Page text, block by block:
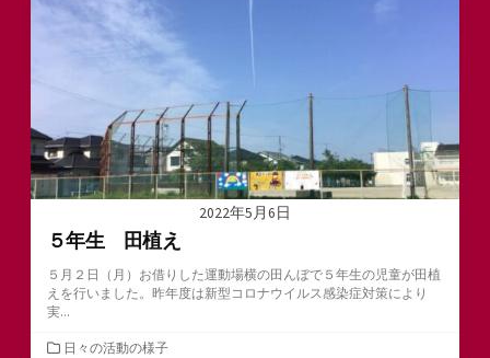
2022年5月6日
５年生 田植え
５月２日（月）お借りした運動場横の田んぼで５年生の児童が田植
えを行いました。昨年度は新型コロナウイルス感染症対策により
実...
カ日々の活動の様子